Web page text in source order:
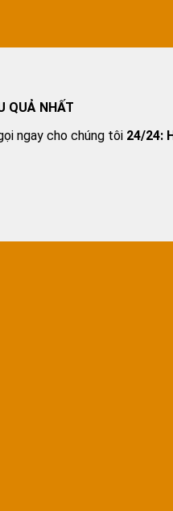
QUẢ NHẤT
ngay cho chúng tôi 24/24: